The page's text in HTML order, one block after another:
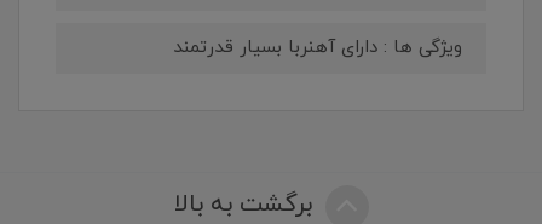
ویژگی ها : دارای آهنربا بسیار قدرتمند
برگشت به بالا